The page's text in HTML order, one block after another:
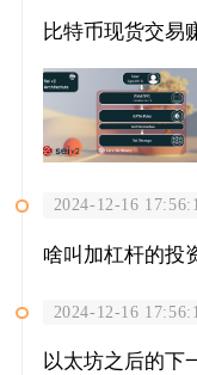
比特币现货交易
2024-12-16
啥叫加杠杆的投
2024-12-16
以太坊之后的下